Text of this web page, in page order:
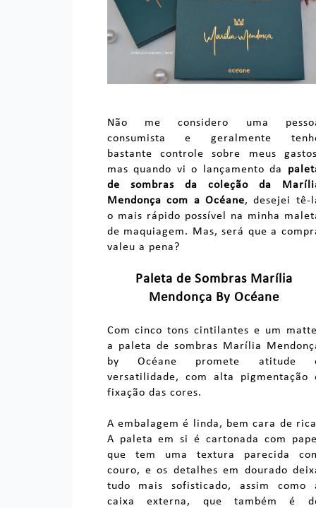
Não me considero uma
consumista e geralmente
bastante controle sobre meus
mas quando vi o lançamento da
de sombras da coleção da
Mendonça com a Océane, desejei tê-
o mais rápido possível na minha
de maquiagem. Mas, será que a
valeu a pena?
Paleta de Sombras Marília
Mendonça By Océane
Com cinco tons cintilantes e um
a paleta de sombras Marília
by Océane promete atitude
versatilidade, com alta pigmentação
fixação das cores.
A embalagem é linda, bem cara de
A paleta em si é cartonada com
que tem uma textura parecida
couro, e os detalhes em dourado
tudo mais sofisticado, assim como
caixa externa, que também é